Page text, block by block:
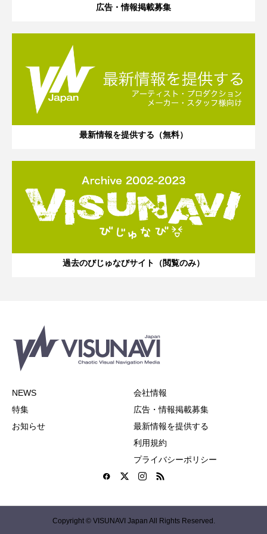
広告・情報掲載募集
最新情報を提供する（無料）
過去のびじゅなびサイト（閲覧のみ）
NEWS
特集
お知らせ
会社情報
広告・情報掲載募集
最新情報を提供する
利用規約
プライバシーポリシー
Copyright © VISUNAVI Japan All Rights Reserved.